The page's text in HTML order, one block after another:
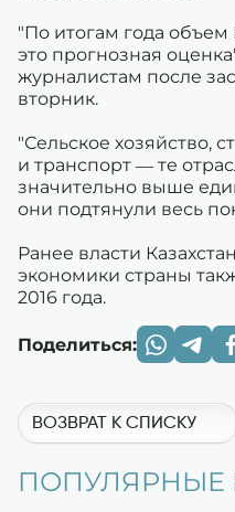
"По итогам года
это прогнозная
журналистам после
вторник.
"Сельское хозяйство,
и транспорт — те
значительно выше
они подтянули весь
Ранее власти
экономики страны
2016 года.
Поделиться:
ВОЗВРАТ К СПИСКУ
ПОПУЛЯРНЫЕ